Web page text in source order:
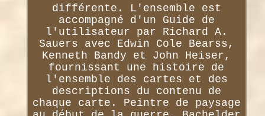
différente. L'ensemble est
accompagné d'un Guide de
l'utilisateur par Richard A.
Sauers avec Edwin Cole Bearss,
Kenneth Bandy et John Heiser,
fournissant une histoire de
l'ensemble des cartes et des
descriptions du contenu de
chaque carte. Peintre de paysage